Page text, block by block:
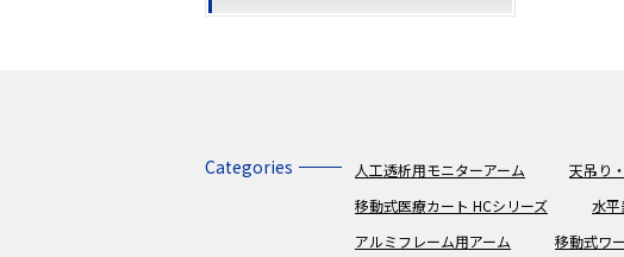
Categories 人工透析用モニターアーム 天吊り
移動式医療カート HCシリーズ
水平
アルミフレーム用アーム
移動式ワ